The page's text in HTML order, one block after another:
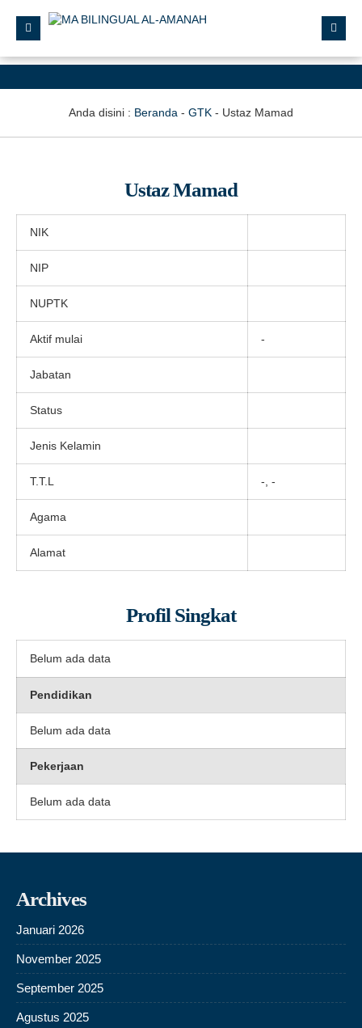
Anda disini : Beranda - GTK - Ustaz Mamad
Ustaz Mamad
NIK
NIP
NUPTK
Aktif mulai -
Jabatan
Status
Jenis Kelamin
T.T.L -, -
Agama
Alamat
Profil Singkat
Belum ada data
Pendidikan
Belum ada data
Pekerjaan
Belum ada data
Archives
Januari 2026
November 2025
September 2025
Agustus 2025